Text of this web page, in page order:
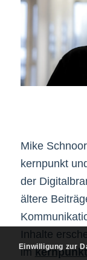
Mike
kernpunkt
der
ältere
Inhalte
im
Einwilligung zur